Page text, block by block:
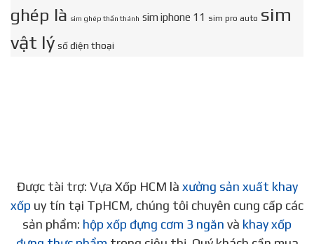
ghép là sim ghép thần thánh sim iphone 11 sim pro auto sim
vật lý số điện thoại
Được tài trợ: Vựa Xốp HCM là xưởng sản xuất khay
xốp uy tín tại TpHCM, chúng tôi chuyên cung cấp các
sản phẩm: hộp xốp đựng cơm 3 ngăn và khay xốp